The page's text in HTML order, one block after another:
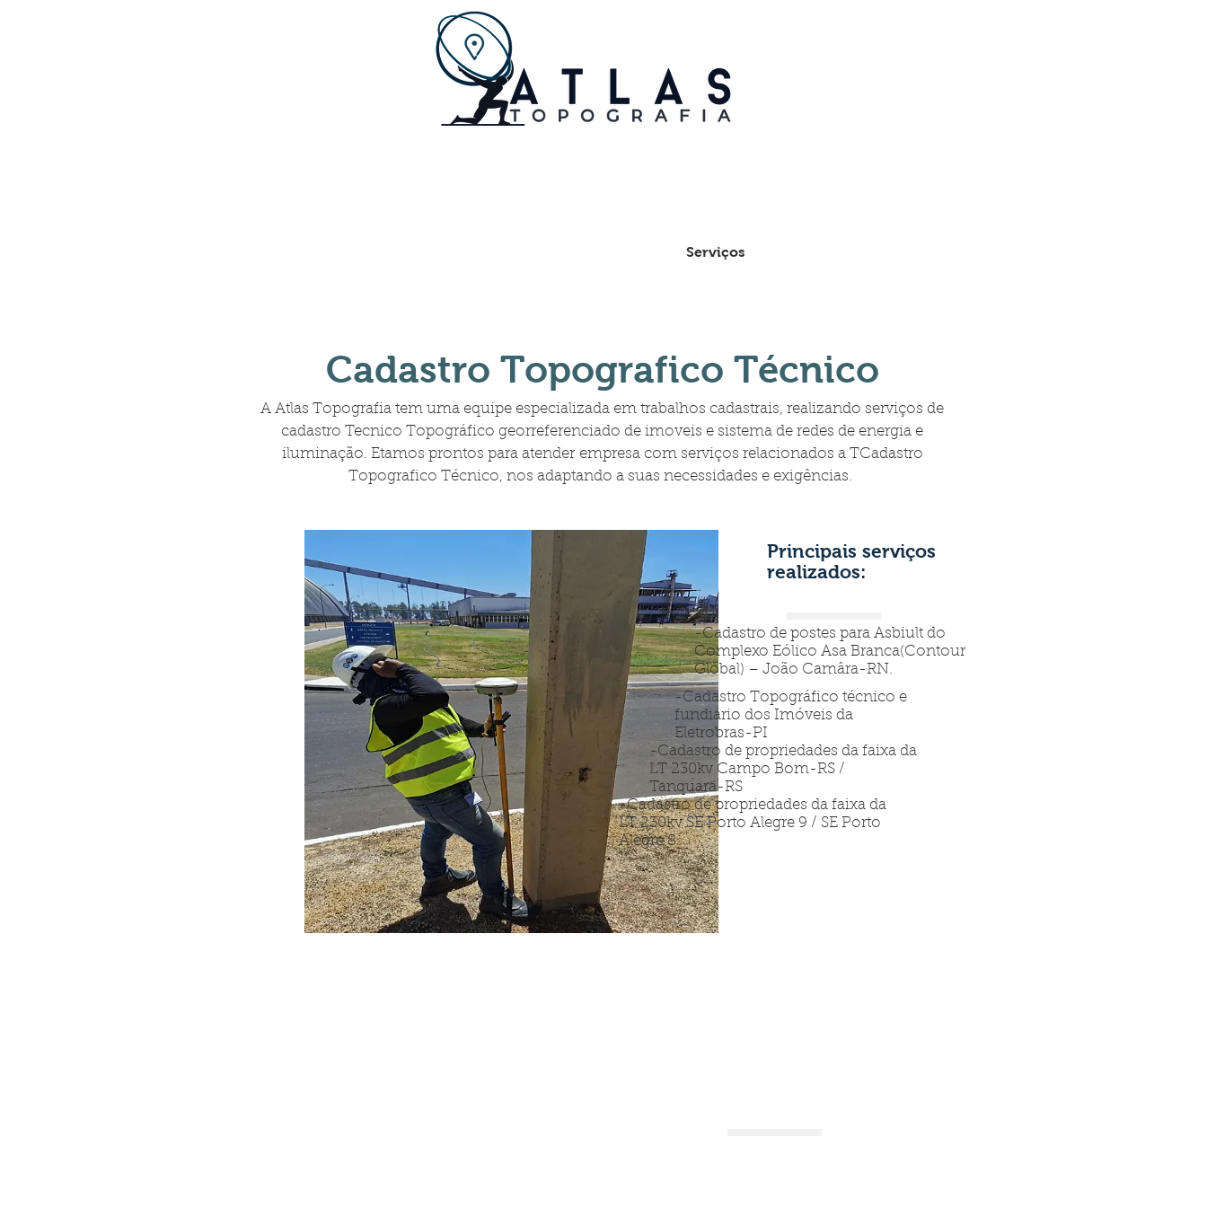
Serviços
Cadastro Topografico Técnico
A Atlas Topografia tem uma equipe especializada em trabalhos cadastrais, realizando serviços de
cadastro Tecnico Topográfico georreferenciado de imoveis e sistema de redes de energia e
iluminação. Etamos prontos para atender empresa com serviços relacionados a TCadastro
Topografico Técnico, nos adaptando a suas necessidades e exigências.
-Cadastro Topográfico técnico e
fundiário dos Imóveis da
Eletrobras-PI
Principais serviços
realizados:
-Cadastro de postes para Asbiult do
Complexo Eólico Asa Branca(Contour
Global) – João Camâra-RN.
-Cadastro de propriedades da faixa da
LT 230kv Campo Bom-RS /
Tanquara-RS
-Cadastro de propriedades da faixa da
LT 230kv SE Porto Alegre 9 / SE Porto
Alegre 8